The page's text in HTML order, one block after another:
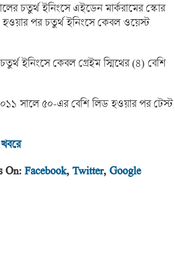
চতুর্থ ইনিংসে এইডেন মার্করামের স্কোর
পর চতুর্থ ইনিংসে কেবল ওয়েস্ট
ইনিংসে কেবল গ্রেইম স্মিথের (৪) বেশি
সালে ৫০-এর বেশি লিড হওয়ার পর টেস্ট
On: Facebook, Twitter, Google